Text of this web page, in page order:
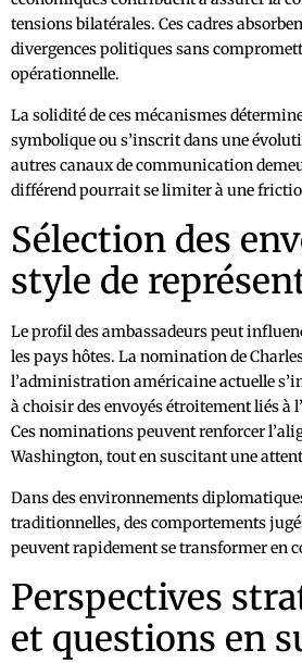
tensions bilatérales. Ces cadres
divergences politiques sans
opérationnelle.
La solidité de ces mécanismes
symbolique ou s’inscrit dans une
autres canaux de communication
différend pourrait se limiter à une
Sélection des
style de
Le profil des ambassadeurs peut
les pays hôtes. La nomination de
l’administration américaine actuelle
à choisir des envoyés étroitement liés à
Ces nominations peuvent renforcer
Washington, tout en suscitant une
Dans des environnements
traditionnelles, des comportements
peuvent rapidement se transformer en
Perspectives
et questions en